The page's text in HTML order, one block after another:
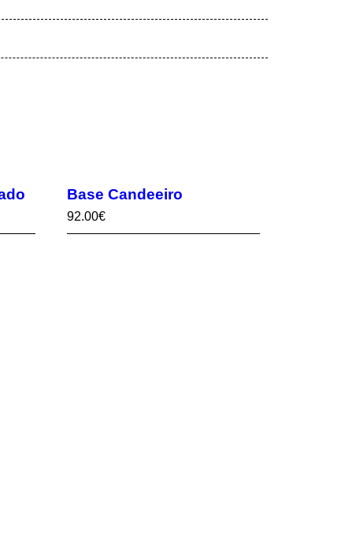
Base Candeeiro
92.00€